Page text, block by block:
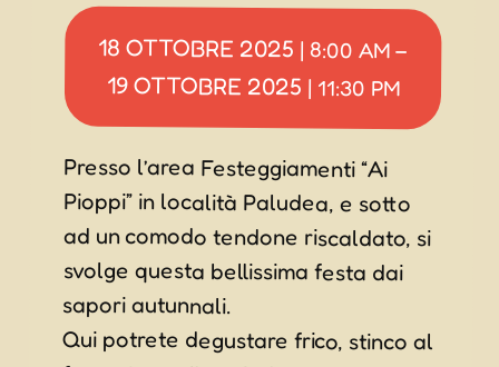
18 OTTOBRE 2025 | 8:00 AM –
19 OTTOBRE 2025 | 11:30 PM
Presso l’area Festeggiamenti “Ai
Pioppi” in località Paludea, e sotto
ad un comodo tendone riscaldato, si
svolge questa bellissima festa dai
sapori autunnali.
Qui potrete degustare frico, stinco al
forno, toro allo spiedo, carni alla
brace, salumi, formaggi e tante birre